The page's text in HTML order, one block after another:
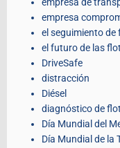
empresa
el seguimiento de
el futuro de las
DriveSafe
distracción
Diésel
diagnóstico de
Día Mundial del
Día Mundial de la